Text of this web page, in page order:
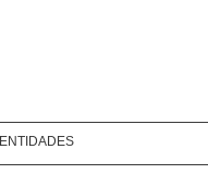
ENTIDADES